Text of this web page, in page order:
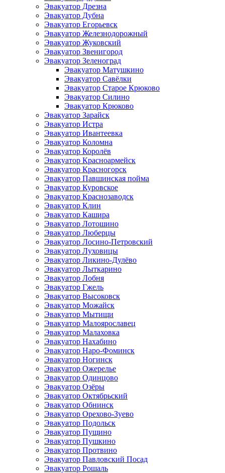
Эвакуатор Дрезна
Эвакуатор Дубна
Эвакуатор Егорьевск
Эвакуатор Железнодорожный
Эвакуатор Жуковский
Эвакуатор Звенигород
Эвакуатор Зеленоград
Эвакуатор Матушкино
Эвакуатор Савёлки
Эвакуатор Старое Крюково
Эвакуатор Силино
Эвакуатор Крюково
Эвакуатор Зарайск
Эвакуатор Истра
Эвакуатор Ивантеевка
Эвакуатор Коломна
Эвакуатор Королёв
Эвакуатор Красноармейск
Эвакуатор Красногорск
Эвакуатор Павшинская пойма
Эвакуатор Куровское
Эвакуатор Краснозаводск
Эвакуатор Клин
Эвакуатор Кашира
Эвакуатор Лотошино
Эвакуатор Люберцы
Эвакуатор Лосино-Петровский
Эвакуатор Луховицы
Эвакуатор Ликино-Дулёво
Эвакуатор Лыткарино
Эвакуатор Лобня
Эвакуатор Гжель
Эвакуатор Высоковск
Эвакуатор Можайск
Эвакуатор Мытищи
Эвакуатор Малоярославец
Эвакуатор Малаховка
Эвакуатор Нахабино
Эвакуатор Наро-Фоминск
Эвакуатор Ногинск
Эвакуатор Ожерелье
Эвакуатор Одинцово
Эвакуатор Озёры
Эвакуатор Октябрьский
Эвакуатор Обнинск
Эвакуатор Орехово-Зуево
Эвакуатор Подольск
Эвакуатор Пущино
Эвакуатор Пушкино
Эвакуатор Протвино
Эвакуатор Павловский Посад
Эвакуатор Рошаль